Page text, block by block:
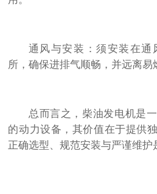
通风与安装：须安装在通
所，确保进排气顺畅，并远离易
总而言之，柴油发电机是
的动力设备，其价值在于提供
正确选型、规范安装与严谨维护